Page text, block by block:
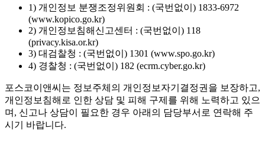
1) 개인정보 분쟁조정위원회 : (국번없이) 1833-6972
(www.kopico.go.kr)
2) 개인정보침해신고센터 : (국번없이) 118
(privacy.kisa.or.kr)
3) 대검찰청 : (국번없이) 1301 (www.spo.go.kr)
4) 경찰청 : (국번없이) 182 (ecrm.cyber.go.kr)
포스코이앤씨는 정보주체의 개인정보자기결정권을 보장하고,
개인정보침해로 인한 상담 및 피해 구제를 위해 노력하고 있으
며, 신고나 상담이 필요한 경우 아래의 담당부서로 연락해 주
시기 바랍니다.